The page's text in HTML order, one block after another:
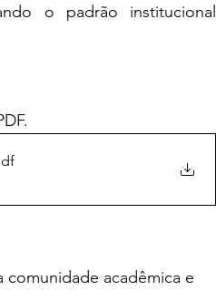
o padrão institucional
acadêmica e